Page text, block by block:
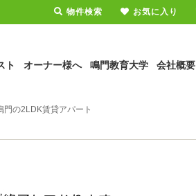
ト オーナー様へ 鳴門教育大学 会社概要
門の2LDK賃貸アパート
物件検索 お気に入り